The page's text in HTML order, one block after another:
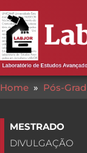
Home » Pós-
MESTRADO
DIVULGAÇÃO